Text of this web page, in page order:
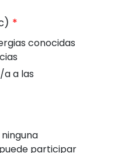
*
conocidas
a a las
participar